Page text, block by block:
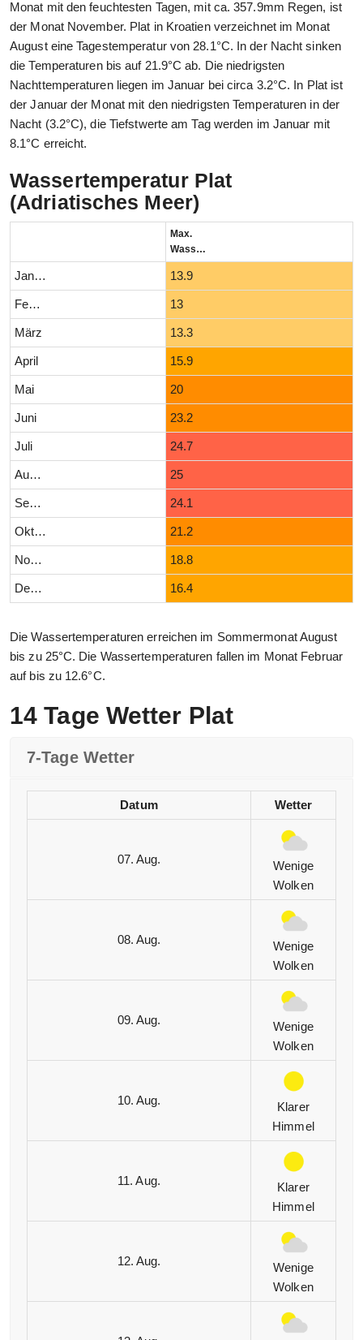
Monat mit den feuchtesten Tagen, mit ca. 357.9mm Regen, ist
der Monat November. Plat in Kroatien verzeichnet im Monat
August eine Tagestemperatur von 28.1°C. In der Nacht sinken
die Temperaturen bis auf 21.9°C ab. Die niedrigsten
Nachttemperaturen liegen im Januar bei circa 3.2°C. In Plat ist
der Januar der Monat mit den niedrigsten Temperaturen in der
Nacht (3.2°C), die Tiefstwerte am Tag werden im Januar mit
8.1°C erreicht.
Wassertemperatur Plat
(Adriatisches Meer)
Max.
Wassertemperatur (°C)
Januar 13.9
Februar 13
März 13.3
April 15.9
Mai 20
Juni 23.2
Juli 24.7
August 25
September 24.1
Oktober 21.2
November 18.8
Dezember 16.4
Die Wassertemperaturen erreichen im Sommermonat August
bis zu 25°C. Die Wassertemperaturen fallen im Monat Februar
auf bis zu 12.6°C.
14 Tage Wetter Plat
7-Tage Wetter
Datum Wetter
07. Aug.
Wenige
Wolken
08. Aug.
Wenige
Wolken
09. Aug.
Wenige
Wolken
10. Aug.
Klarer
Himmel
11. Aug.
Klarer
Himmel
12. Aug.
Wenige
Wolken